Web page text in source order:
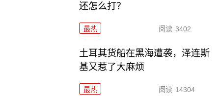
还怎么打？
最热 阅读 3402
土耳其货船在黑海遭袭，泽连斯
基又惹了大麻烦
最热 阅读 14304